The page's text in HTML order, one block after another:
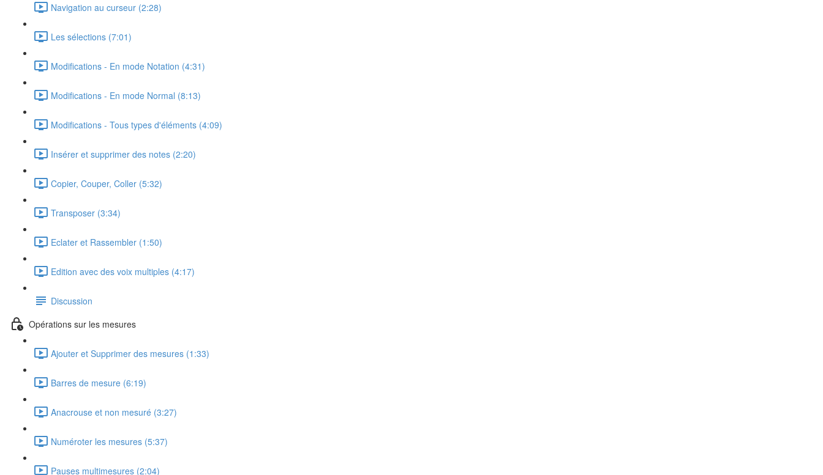
Navigation au curseur (2:28)
Les sélections (7:01)
Modifications - En mode Notation (4:31)
Modifications - En mode Normal (8:13)
Modifications - Tous types d'éléments (4:09)
Insérer et supprimer des notes (2:20)
Copier, Couper, Coller (5:32)
Transposer (3:34)
Eclater et Rassembler (1:50)
Edition avec des voix multiples (4:17)
Discussion
Opérations sur les mesures
Ajouter et Supprimer des mesures (1:33)
Barres de mesure (6:19)
Anacrouse et non mesuré (3:27)
Numéroter les mesures (5:37)
Pauses multimesures (2:04)